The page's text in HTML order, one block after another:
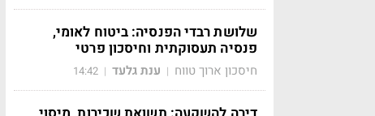
שלושת רבדי הפנסיה: ביטוח לאומי,
פנסיה תעסוקתית וחיסכון פרטי
חיסכון ארוך טווח | ענת גלעד |
14:42